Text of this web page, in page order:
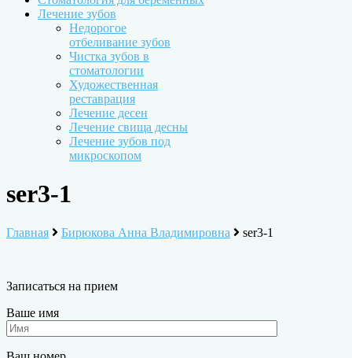
Лечение зубов
Недорогое
отбеливание зубов
Чистка зубов в
стоматологии
Художественная
реставрация
Лечение десен
Лечение свища десны
Лечение зубов под
микроскопом
ser3-1
Главная Бирюкова Анна Владимировна ser3-1
Записаться на прием
Ваше имя